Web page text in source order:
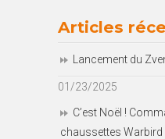
Articles
Lancement du
01/23/2025
C’est Noël !
chaussettes Warbird